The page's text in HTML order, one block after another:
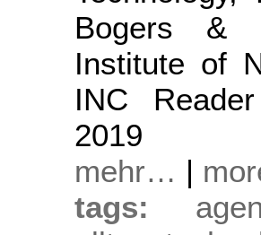
Bogers &
Institute of
INC
2019
mehr… |
tags: